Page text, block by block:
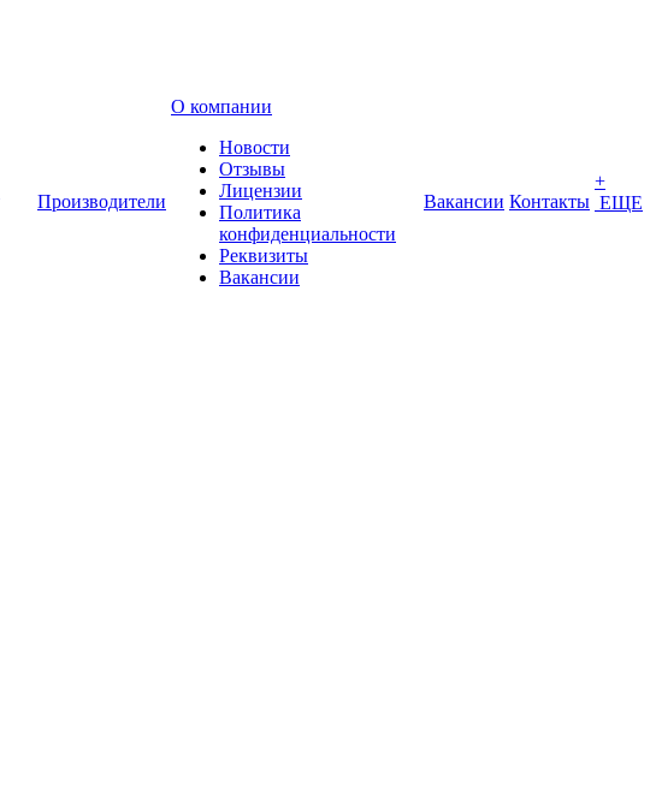
Производители
О компании
Новости
Отзывы
Лицензии
Политика
конфиденциальности
Реквизиты
Вакансии
Вакансии Контакты
+
ЕЩЕ